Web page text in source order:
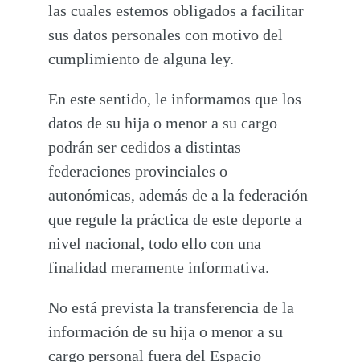
las cuales estemos obligados a facilitar
sus datos personales con motivo del
cumplimiento de alguna ley.
En este sentido, le informamos que los
datos de su hija o menor a su cargo
podrán ser cedidos a distintas
federaciones provinciales o
autonómicas, además de a la federación
que regule la práctica de este deporte a
nivel nacional, todo ello con una
finalidad meramente informativa.
No está prevista la transferencia de la
información de su hija o menor a su
cargo personal fuera del Espacio